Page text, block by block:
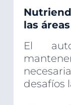
las
El
desafíos